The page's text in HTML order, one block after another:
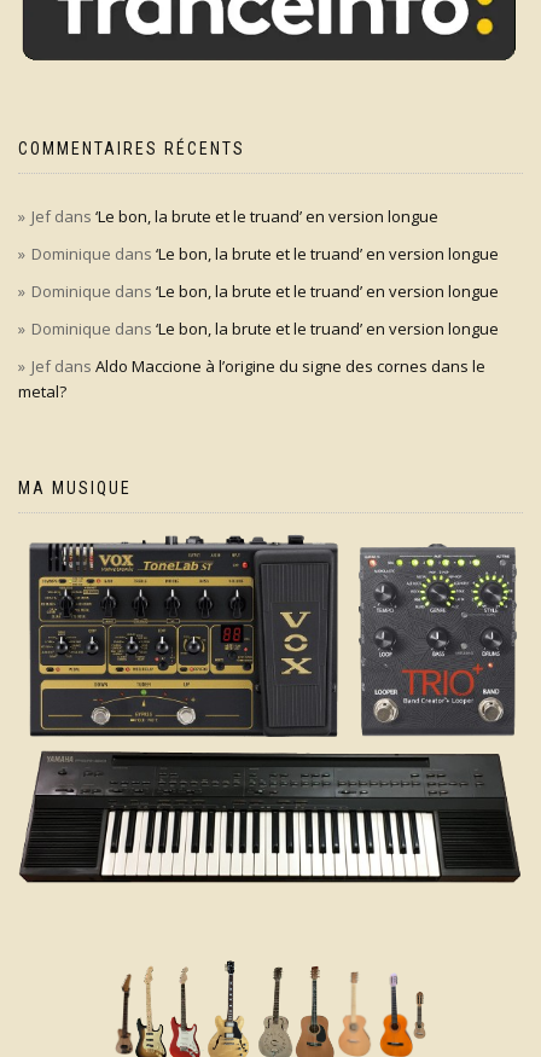
COMMENTAIRES RÉCENTS
Jefdans ‘Le bon, la brute et le truand’ en version longue
Dominique dans ‘Le bon, la brute et le truand’ en version longue
Dominique dans ‘Le bon, la brute et le truand’ en version longue
Dominique dans ‘Le bon, la brute et le truand’ en version longue
Jefdans Aldo Maccione à l’origine du signe des cornes dans le
metal?
MA MUSIQUE